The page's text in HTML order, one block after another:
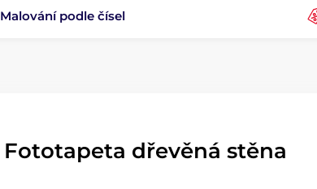
Malování podle čísel
Fototapeta dřevěná stěna